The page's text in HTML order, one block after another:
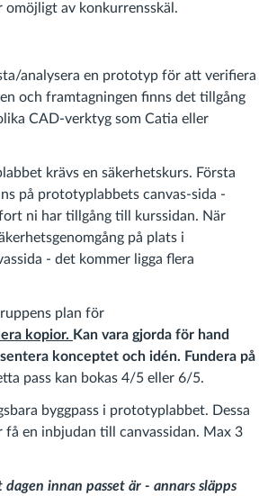
omöjligt av konkurrensskäl.
analysera en prototyp för att verifiera
och framtagningen finns det tillgång
CAD-verktyg som Catia eller
krävs en säkerhetskurs. Första
på prototyplabbets canvas-sida -
ni har tillgång till kurssidan. När
på plats i
- det kommer ligga flera
plan för
kopior. Kan vara gjorda för hand
konceptet och idén. Fundera på
pass kan bokas 4/5 eller 6/5.
byggpass i prototyplabbet. Dessa
en inbjudan till canvassidan. Max 3
innan passet är - annars släpps